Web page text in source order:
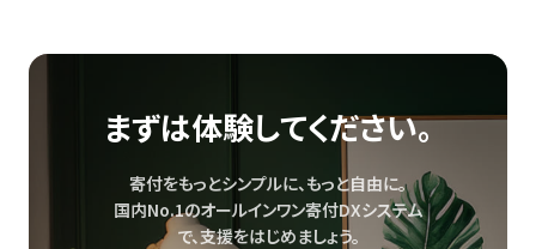
まずは体験してください。
寄付をもっとシンプルに、もっと自由に。
国内No.1のオールインワン寄付DXシステム
で、支援をはじめましょう。